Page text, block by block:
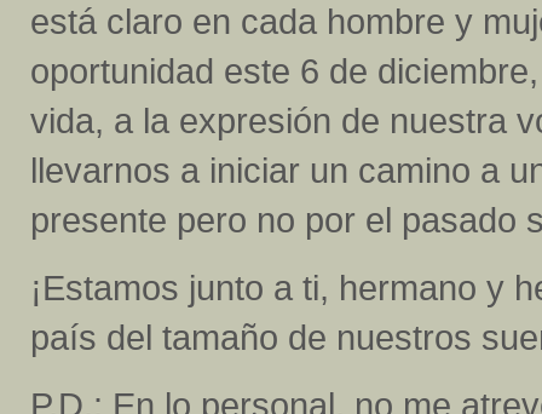
está claro en cada hombre y
oportunidad este 6 de
vida, a la expresión de nuestra
llevarnos a iniciar un camino a
presente pero no por el pasado
¡Estamos junto a ti, hermano y
país del tamaño de nuestros
P.D.: En lo personal, no me